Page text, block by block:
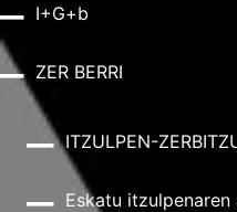
I+G+b
ZER BERRI
ITZULPEN-
Eskatu itzulpenaren